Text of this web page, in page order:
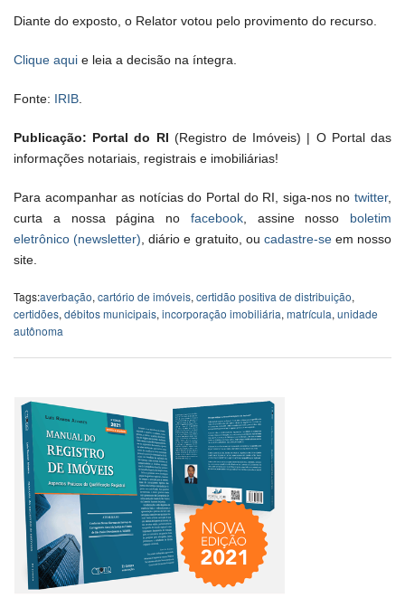
Diante do exposto, o Relator votou pelo provimento do recurso.
Clique aqui e leia a decisão na íntegra.
Fonte: IRIB
Publicação: Portal do RI (Registro de Imóveis) | O Portal das
informações notariais, registrais e imobiliárias!
Para acompanhar as notícias do Portal do RI, siga-nos no twitter,
curta a nossa página no facebook, assine nosso boletim
eletrônico (newsletter) , diário e gratuito, ou cadastre-seem nosso
site.
Tags:averbação, cartório de imóveis, certidão positiva de distribuição,
certidões, débitos municipais, incorporação imobiliária, matrícula, unidade
autônoma